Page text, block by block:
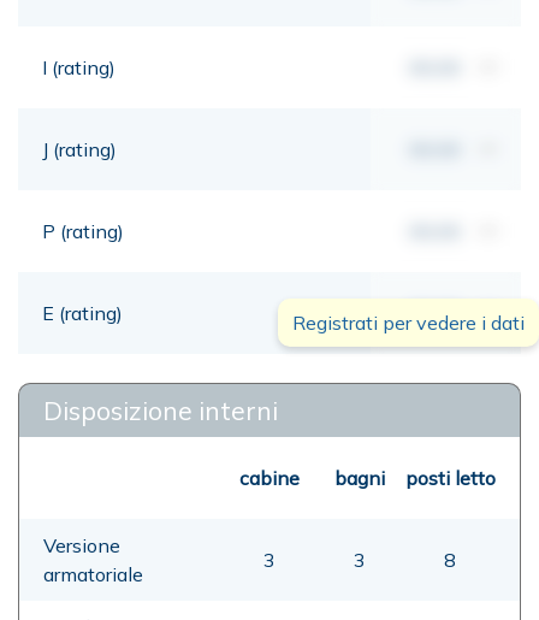
I (rating)
J (rating)
P (rating)
E (rating) 00,00 mt
Registrati per vedere i dati
Disposizione interni
cabine bagni posti letto
Versione
armatoriale
3 3 8